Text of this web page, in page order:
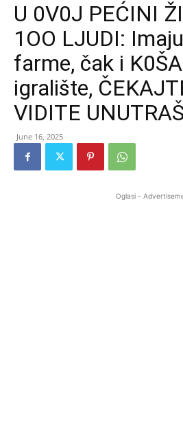
U 0V0J PEĆINI
1OO LJUDI:
farme, čak i
igralište,
VIDITE
June 16, 2025
Oglasi -